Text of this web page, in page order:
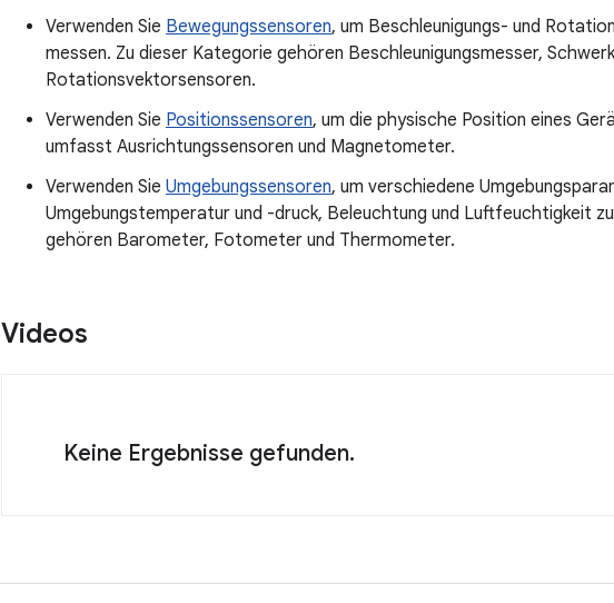
Verwenden Sie Bewegungssensoren, um Beschleunigungs- und
messen. Zu dieser Kategorie gehören Beschleunigungsmesser,
Rotationsvektorsensoren.
Verwenden Sie Positionssensoren, um die physische Position eines
umfasst Ausrichtungssensoren und Magnetometer.
Verwenden Sie Umgebungssensoren, um verschiedene
Umgebungstemperatur und -druck, Beleuchtung und Luftfeuchtigkeit
gehören Barometer, Fotometer und Thermometer.
Videos
Keine Ergebnisse gefunden.